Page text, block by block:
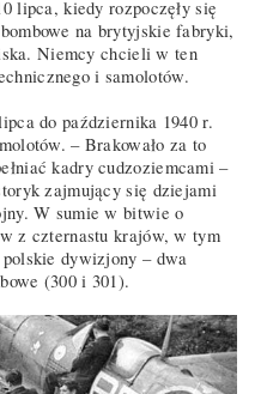
lipca, kiedy rozpoczęły się
na brytyjskie fabryki,
Niemcy chcieli w ten
i samolotów.
do października 1940 r.
– Brakowało za to
kadry cudzoziemcami –
zajmujący się dziejami
W sumie w bitwie o
z czternastu krajów, w tym
polskie dywizjony – dwa
(300 i 301).